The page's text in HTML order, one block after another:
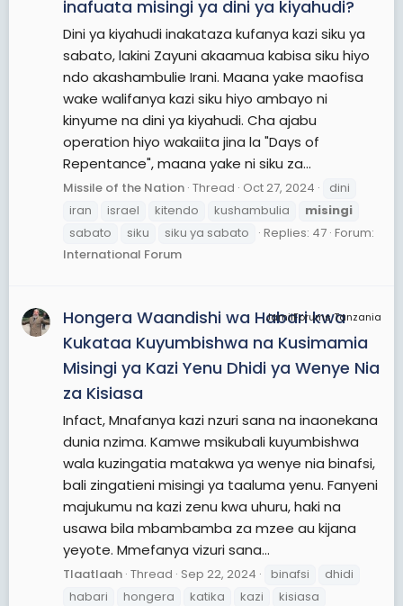
inafuata misingi ya dini ya kiyahudi?
Dini ya kiyahudi inakataza kufanya kazi siku ya
sabato, lakini Zayuni akaamua kabisa siku hiyo
ndo akashambulie Irani. Maana yake maofisa
wake walifanya kazi siku hiyo ambayo ni
kinyume na dini ya kiyahudi. Cha ajabu
operation hiyo wakaiita jina la "Days of
Repentance", maana yake ni siku za...
Missile of the Nation Thread Oct 27, 2024
dini
iran
israel kitendo kushambulia
misingi
sabato
siku siku ya sabato Replies: 47 Forum:
International Forum
JamiiForums Tanzania
Hongera Waandishi wa Habari kwa
Kukataa Kuyumbishwa na Kusimamia
Misingi ya Kazi Yenu Dhidi ya Wenye Nia
za Kisiasa
Infact, Mnafanya kazi nzuri sana na inaonekana
dunia nzima. Kamwe msikubali kuyumbishwa
wala kuzingatia matakwa ya wenye nia binafsi,
bali zingatieni misingi ya taaluma yenu. Fanyeni
majukumu na kazi zenu kwa uhuru, haki na
usawa bila mbambamba za mzee au kijana
yeyote. Mmefanya vizuri sana...
Tlaatlaah Thread Sep 22, 2024 binafsi
dhidi
habari
hongera katika kazi
kisiasa